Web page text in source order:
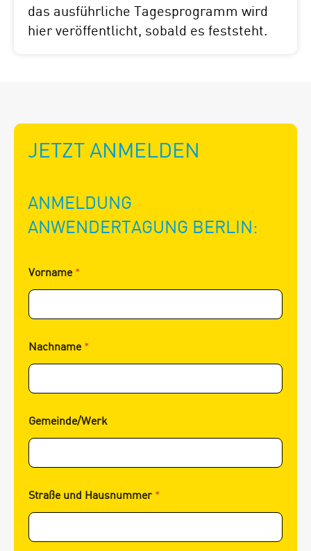
das ausführliche Tagesprogramm wird
hier veröffentlicht, sobald es feststeht.
JETZT ANMELDEN
ANMELDUNG
ANWENDERTAGUNG BERLIN:
Vorname *
Nachname *
Gemeinde/Werk
a
u
n
Straße und Hausnummer *